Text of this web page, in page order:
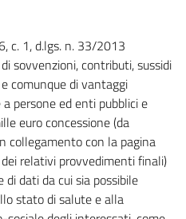
c. 1, d.lgs. n. 33/2013
sovvenzioni, contributi, sussidi
comunque di vantaggi
persone ed enti pubblici e
euro concessione (da
collegamento con la pagina
relativi provvedimenti finali)
dati da cui sia possibile
stato di salute e alla